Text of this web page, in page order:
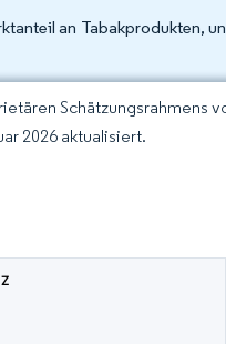
an Tabakprodukten,
Schätzungsrahmens
2026 aktualisiert.